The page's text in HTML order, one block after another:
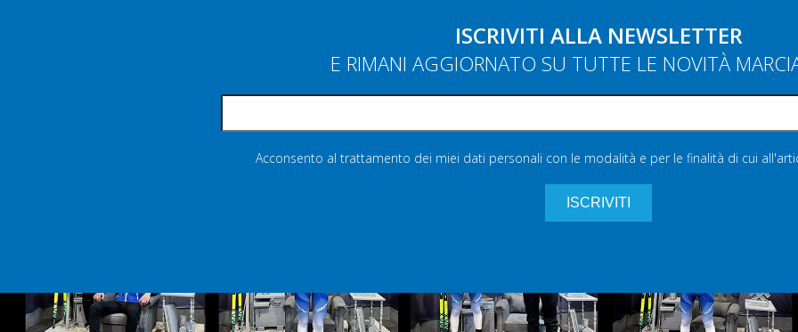
ISCRIVITI ALLA NEWSLETTER
E RIMANI AGGIORNATO SU TUTTE LE NOVITÀ
Acconsento al trattamento dei miei dati personali con le modalità e per le finalità di cui